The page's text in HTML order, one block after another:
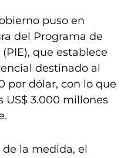
puso en
del Programa de
que establece
destinado al
por dólar, con lo que
US$ 3.000 millones
la medida, el